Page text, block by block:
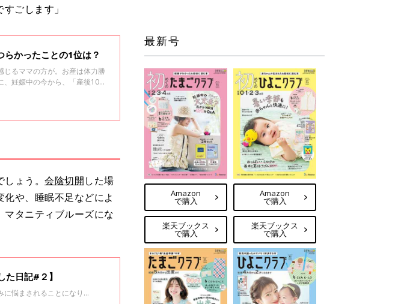
ごします」
らかったことの1位は？
るママの方が。お産は体力勝
、妊娠中の今から、「産後100
ょう。 会陰切開した場
や、睡眠不足などによ
タニティブルーズにな
日記#２】
に悩まされることになり…
最新号
Amazon
で購入
楽天ブックス
で購入
Amazon
で購入
楽天ブックス
で購入